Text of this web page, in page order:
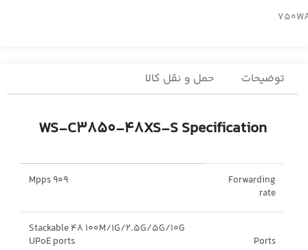
توضیحات حمل و نقل کالا
WS-C3850-48XS-S Specification
Forwarding
rate
909 Mpps
Ports
Stackable 48 100M/1G/2.5G/5G/10G
UPoE ports